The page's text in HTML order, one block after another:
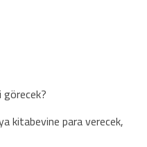
kitabevine para verecek,